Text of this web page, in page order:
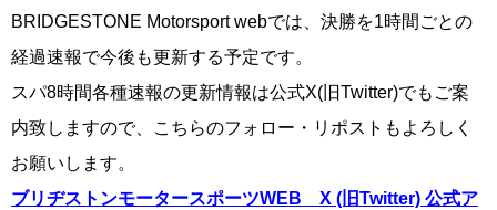
BRIDGESTONE Motorsport webでは、決勝を1時間ごとの
経過速報で今後も更新する予定です。
スパ8時間各種速報の更新情報は公式X(旧Twitter)でもご案
内致しますので、こちらのフォロー・リポストもよろしく
お願いします。
ブリヂストンモータースポーツWEB X (旧Twitter) 公式ア